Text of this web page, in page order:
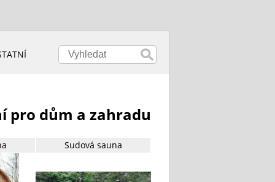
pro dům a zahradu
Sudová sauna